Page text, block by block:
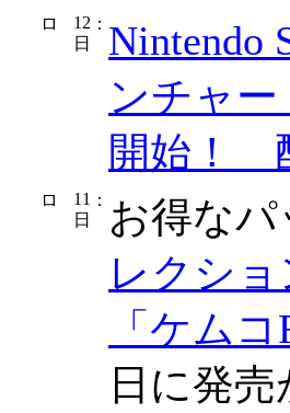
12
日
：
ンチャ
開始！
11
日
： お得な
レクショ
「ケム
日に発